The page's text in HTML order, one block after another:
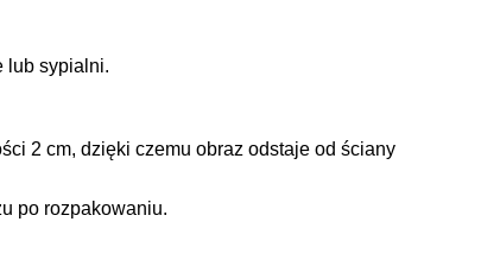
lub sypialni.
2 cm, dzięki czemu obraz odstaje od ściany
po rozpakowaniu.